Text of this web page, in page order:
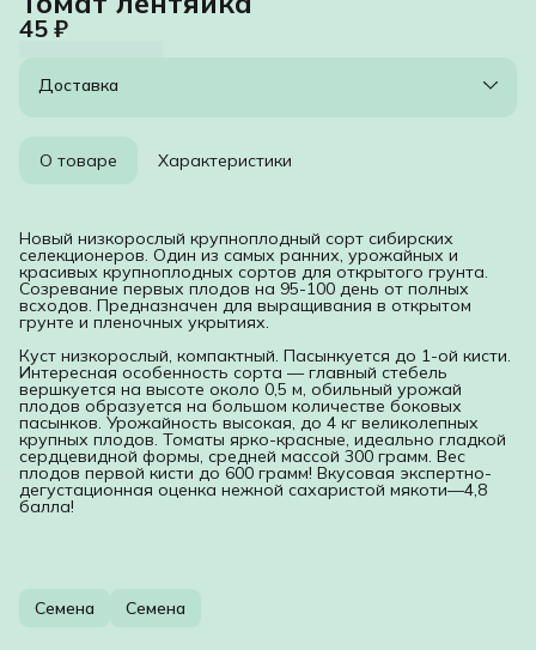
45 ₽
Доставка
О товаре Характеристики
Новый низкорослый крупноплодный сорт сибирских
селекционеров. Один из самых ранних, урожайных и
красивых крупноплодных сортов для открытого грунта.
Созревание первых плодов на 95-100 день от полных
всходов. Предназначен для выращивания в открытом
грунте и пленочных укрытиях.
Куст низкорослый, компактный. Пасынкуется до 1-ой кисти.
Интересная особенность сорта — главный стебель
вершкуется на высоте около 0,5 м, обильный урожай
плодов образуется на большом количестве боковых
пасынков. Урожайность высокая, до 4 кг великолепных
крупных плодов. Томаты ярко-красные, идеально гладкой
сердцевидной формы, средней массой 300 грамм. Вес
плодов первой кисти до 600 грамм! Вкусовая экспертно-
дегустационная оценка нежной сахаристой мякоти—4,8
балла!
Семена Семена